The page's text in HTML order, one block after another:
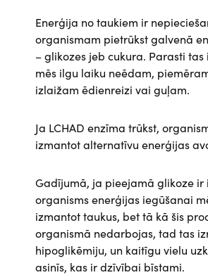
Enerģija no taukiem ir
organismam pietrūkst galvenā
– glikozes jeb cukura. Parasti
mēs ilgu laiku neēdam,
izlaižam ēdienreizi vai guļam.
Ja LCHAD enzīma trūkst,
izmantot alternatīvu enerģijas
Gadījumā, ja pieejamā glikoze ir
organisms enerģijas iegūšanai
izmantot taukus, bet tā kā šis
organismā nedarbojas, tad tas
hipoglikēmiju, un kaitīgu vielu
asinīs, kas ir dzīvībai bīstami.